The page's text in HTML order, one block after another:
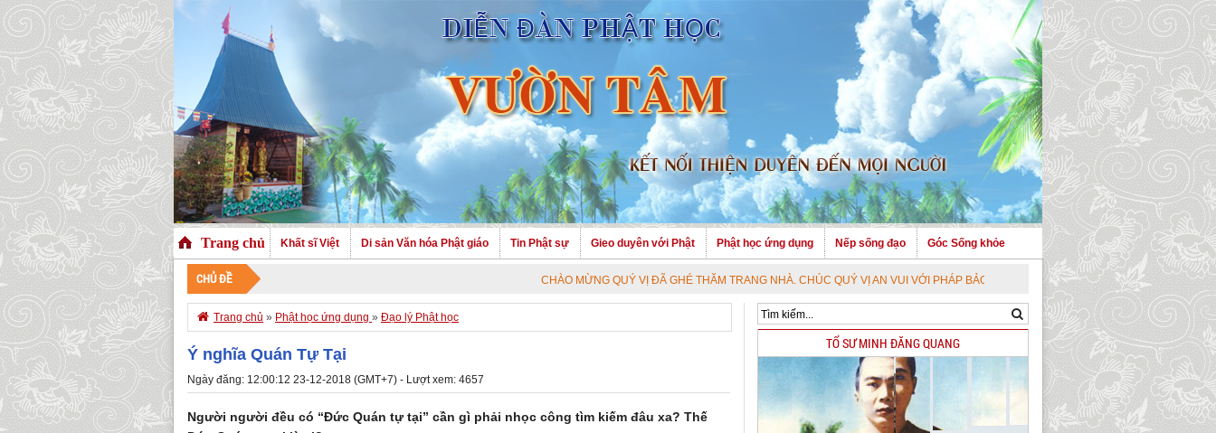
Trang chủ Khất sĩ Việt Di sản Văn hóa Phật giáo Tin Phật sự Gieo duyên với Phật Phật học ứng dụng Nếp sống đạo Góc Sống khỏe
CHỦ ĐỀ CHÀO MỪNG QUÝ VỊ ĐÃ GHÉ THĂM TRANG NHÀ. CHÚC QUÝ VỊ AN VUI VỚI PHÁP BẢO CAO QUÝ !
 Trang chủ » Phật học ứng dụng » Đạo lý Phật học
Ý nghĩa Quán Tự Tại
Ngày đăng: 12:00:12 23-12-2018 (GMT+7) - Lượt xem: 4657
Người người đều có “Đức Quán tự tại” cần gì phải nhọc công tìm kiếm đâu xa? Thế
TỔ SƯ MINH ĐĂNG QUANG